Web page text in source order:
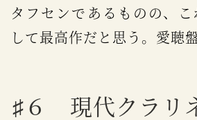
タフセンであるものの、
して最高作だと思う。愛聴盤
♯６ 現代クラリ